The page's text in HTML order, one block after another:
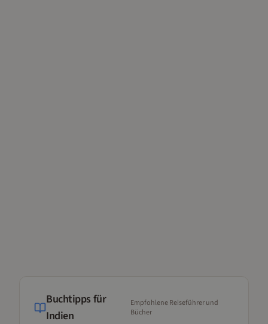
Buchtipps für
Indien
Empfohlene Reiseführer und
Bücher